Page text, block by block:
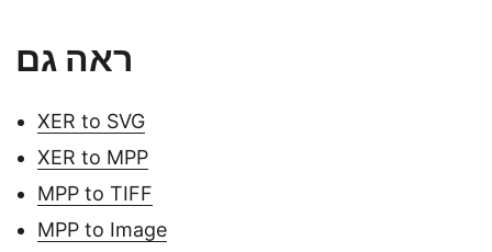
ראה גם
XER to SVG
XER to MPP
MPP to TIFF
MPP to Image